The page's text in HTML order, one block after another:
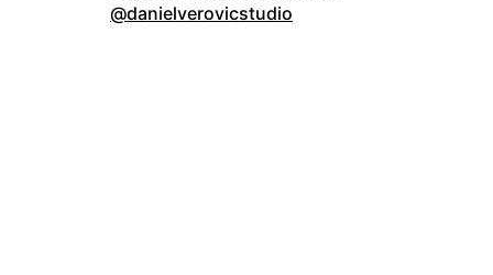
danielverovicstudio